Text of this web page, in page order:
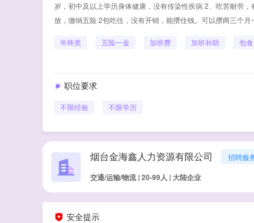
岁，初中及以上学历身体健康，没有传染性疾病 2、吃苦耐劳
放，缴纳五险 2包吃住，没有开销，能攒住钱。可以攒两三个月
年终奖 五险一金 加班费 加班补助 包
职位要求
不限经验 不限学历
烟台金海鑫人力资源有限公司 招聘服
交通/运输/物流 | 20-99人 | 大陆企业
安全提示